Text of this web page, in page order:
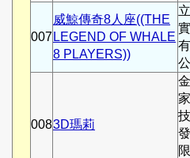
007
威鯨傳奇8人座((THE
LEGEND OF WHALE
8 PLAYERS))
0083D瑪莉